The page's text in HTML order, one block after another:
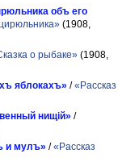
объ его
(1908,
о рыбаке» (1908,
яблокахъ» /«Рассказ
нищій» /
и мулъ» /«Рассказ